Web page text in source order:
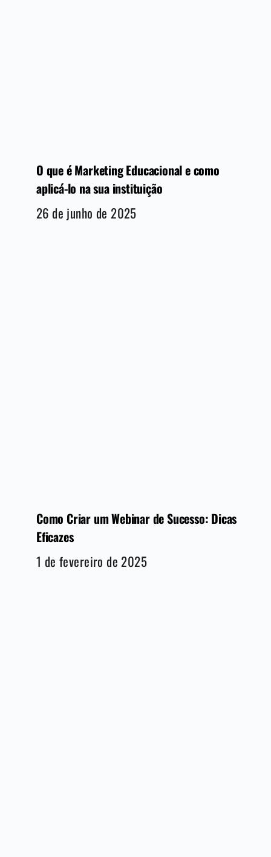
O que é Marketing Educacional e como
aplicá-lo na sua instituição
26 de junho de 2025
Como Criar um Webinar de Sucesso: Dicas
Eficazes
1 de fevereiro de 2025